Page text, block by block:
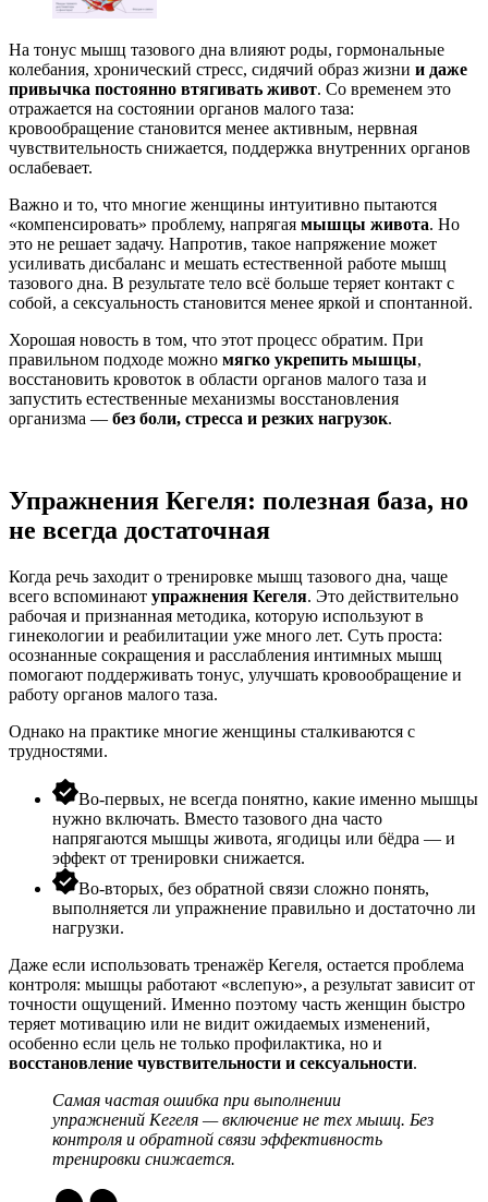
На тонус мышц тазового дна влияют роды, гормональные
колебания, хронический стресс, сидячий образ жизни и даже
привычка постоянно втягивать живот. Со временем это
отражается на состоянии органов малого таза:
кровообращение становится менее активным, нервная
чувствительность снижается, поддержка внутренних органов
ослабевает.
Важно и то, что многие женщины интуитивно пытаются
«компенсировать» проблему, напрягая мышцы живота. Но
это не решает задачу. Напротив, такое напряжение может
усиливать дисбаланс и мешать естественной работе мышц
тазового дна. В результате тело всё больше теряет контакт с
собой, а сексуальность становится менее яркой и спонтанной.
Хорошая новость в том, что этот процесс обратим. При
правильном подходе можно мягко укрепить мышцы,
восстановить кровоток в области органов малого таза и
запустить естественные механизмы восстановления
организма — без боли, стресса и резких нагрузок.
Упражнения Кегеля: полезная база, но
не всегда достаточная
Когда речь заходит о тренировке мышц тазового дна, чаще
всего вспоминают упражнения Кегеля. Это действительно
рабочая и признанная методика, которую используют в
гинекологии и реабилитации уже много лет. Суть проста:
осознанные сокращения и расслабления интимных мышц
помогают поддерживать тонус, улучшать кровообращение и
работу органов малого таза.
Однако на практике многие женщины сталкиваются с
трудностями.
Во-первых, не всегда понятно, какие именно мышцы
нужно включать. Вместо тазового дна часто
напрягаются мышцы живота, ягодицы или бёдра — и
эффект от тренировки снижается.
Во-вторых, без обратной связи сложно понять,
выполняется ли упражнение правильно и достаточно ли
нагрузки.
Даже если использовать тренажёр Кегеля, остается проблема
контроля: мышцы работают «вслепую», а результат зависит от
точности ощущений. Именно поэтому часть женщин быстро
теряет мотивацию или не видит ожидаемых изменений,
особенно если цель не только профилактика, но и
восстановление чувствительности и сексуальности.
Самая частая ошибка при выполнении
упражнений Кегеля — включение не тех мышц. Без
контроля и обратной связи эффективность
тренировки снижается.